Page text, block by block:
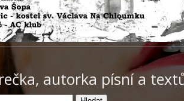
autorka písní a